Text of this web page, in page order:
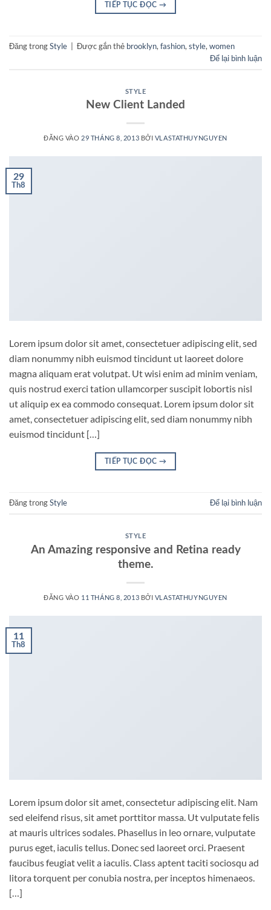
TIẾP TỤC ĐỌC →
Đăng trongStyle Được gắn thẻ brooklyn, fashion, style, women
Để lại bình luận
STYLE
New Client Landed
ĐĂNG VÀO 29 THÁNG 8, 2013 BỞI VLASTATHUYNGUYEN
29
Th8
Lorem ipsum dolor sit amet, consectetuer adipiscing elit, sed
diam nonummy nibh euismod tincidunt ut laoreet dolore
magna aliquam erat volutpat. Ut wisi enim ad minim veniam,
quis nostrud exerci tation ullamcorper suscipit lobortis nisl
ut aliquip ex ea commodo consequat. Lorem ipsum dolor sit
amet, consectetuer adipiscing elit, sed diam nonummy nibh
euismod tincidunt […]
TIẾP TỤC ĐỌC →
Đăng trongStyle Để lại bình luận
STYLE
An Amazing responsive and Retina ready
theme.
ĐĂNG VÀO 11 THÁNG 8, 2013 BỞI VLASTATHUYNGUYEN
11
Th8
Lorem ipsum dolor sit amet, consectetur adipiscing elit. Nam
sed eleifend risus, sit amet porttitor massa. Ut vulputate felis
at mauris ultrices sodales. Phasellus in leo ornare, vulputate
purus eget, iaculis tellus. Donec sed laoreet orci. Praesent
faucibus feugiat velit a iaculis. Class aptent taciti sociosqu ad
litora torquent per conubia nostra, per inceptos himenaeos.
[…]